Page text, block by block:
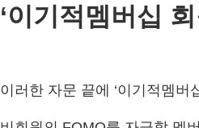
‘이기적멤버십
이러한 자문 끝에 ‘이기적멤버